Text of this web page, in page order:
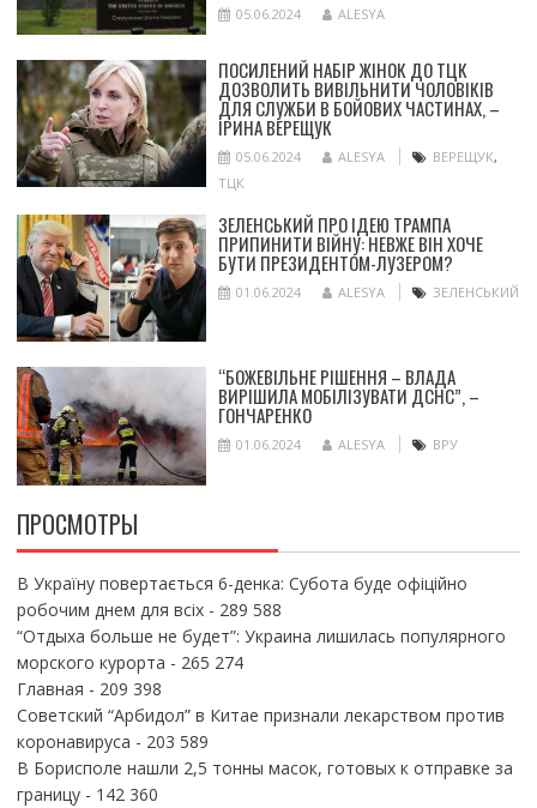
05.06.2024 ALESYA
ПОСИЛЕНИЙ НАБІР ЖІНОК ДО ТЦК
ДОЗВОЛИТЬ ВИВІЛЬНИТИ ЧОЛОВІКІВ
ДЛЯ СЛУЖБИ В БОЙОВИХ ЧАСТИНАХ, –
ІРИНА ВЕРЕЩУК
05.06.2024 ALESYA ВЕРЕЩУК,
ТЦК
ЗЕЛЕНСЬКИЙ ПРО ІДЕЮ ТРАМПА
ПРИПИНИТИ ВІЙНУ: НЕВЖЕ ВІН ХОЧЕ
БУТИ ПРЕЗИДЕНТОМ-ЛУЗЕРОМ?
01.06.2024 ALESYA ЗЕЛЕНСЬКИЙ
“БОЖЕВІЛЬНЕ РІШЕННЯ – ВЛАДА
ВИРІШИЛА МОБІЛІЗУВАТИ ДСНС”, –
ГОНЧАРЕНКО
01.06.2024 ALESYA ВРУ
ПРОСМОТРЫ
В Україну повертається 6-денка: Субота буде офіційно
робочим днем для всіх- 289 588
“Отдыха больше не будет”: Украина лишилась популярного
морского курорта - 265 274
Главная - 209 398
Советский “Арбидол” в Китае признали лекарством против
коронавируса - 203 589
В Борисполе нашли 2,5 тонны масок, готовых к отправке за
границу- 142 360